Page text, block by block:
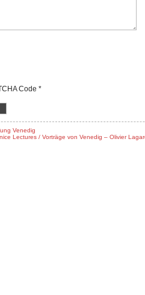
Code *
Venedig
Lectures / Vorträge von Venedig – Olivier